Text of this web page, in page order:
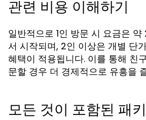
관련 비용 이해하기
일반적으로 1인 방문 시 요금은
서 시작되며, 2인 이상은 개별 단
혜택이 적용됩니다. 이를 통해 친
문할 경우 더 경제적으로 유흥을
모든 것이 포함된 패